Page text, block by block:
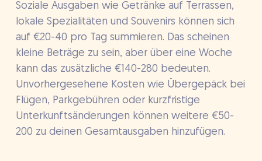
Soziale Ausgaben wie Getränke auf Terrassen,
lokale Spezialitäten und Souvenirs können sich
auf €20-40 pro Tag summieren. Das scheinen
kleine Beträge zu sein, aber über eine Woche
kann das zusätzliche €140-280 bedeuten.
Unvorhergesehene Kosten wie Übergepäck bei
Flügen, Parkgebühren oder kurzfristige
Unterkunftsänderungen können weitere €50-
200 zu deinen Gesamtausgaben hinzufügen.